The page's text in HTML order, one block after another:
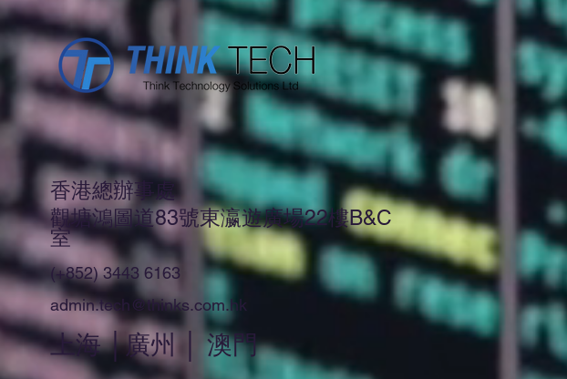
香港總辦事處
觀塘鴻圖道83號東瀛遊廣場22樓B&C
室
(+852) 3443 6163
admin.tech@thinks.com.hk
上海 │廣州 │ 澳門